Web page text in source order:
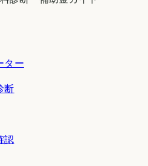
ター
断
認